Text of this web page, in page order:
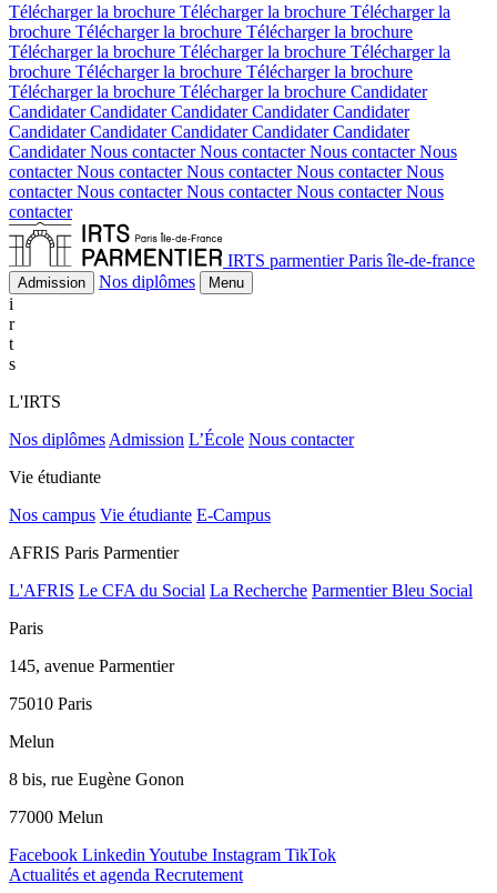
Télécharger la brochure Télécharger la brochure Télécharger la
brochure Télécharger la brochure Télécharger la brochure
Télécharger la brochure Télécharger la brochure Télécharger la
brochure Télécharger la brochure Télécharger la brochure
Télécharger la brochure Télécharger la brochure Candidater
CandidaterCandidaterCandidaterCandidaterCandidater
CandidaterCandidaterCandidaterCandidaterCandidater
CandidaterNous contacterNous contacterNous contacterNous
contacterNous contacterNous contacterNous contacterNous
contacterNous contacterNous contacterNous contacterNous
contacter
IRTS parmentier Paris île-de-france
Admission Nos diplômes Menu
i
r
t
s
L'IRTS
Nos diplômes Admission L’École Nous contacter
Vie étudiante
Nos campus Vie étudiante E-Campus
AFRIS Paris Parmentier
L'AFRIS Le CFA du Social La Recherche Parmentier Bleu Social
Paris
145, avenue Parmentier
75010 Paris
Melun
8 bis, rue Eugène Gonon
77000 Melun
Facebook Linkedin Youtube Instagram TikTok
Actualités et agenda Recrutement